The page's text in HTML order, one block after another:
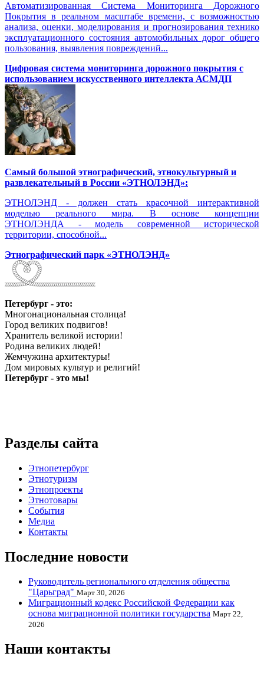
Автоматизированная Система Мониторинга Дорожного
Покрытия в реальном масштабе времени, с возможностью
анализа, оценки, моделирования и прогнозирования технико
эксплуатационного состояния автомобильных дорог общего
пользования, выявления повреждений...
Цифровая система мониторинга дорожного покрытия с
использованием искусственного интеллекта АСМДП
Самый большой этнографический, этнокультурный и
развлекательный в России «ЭТНОЛЭНД»:
ЭТНОЛЭНД - должен стать красочной интерактивной
моделью реального мира. В основе концепции
ЭТНОЛЭНДА - модель современной исторической
территории, способной...
Этнографический парк «ЭТНОЛЭНД»
Петербург - это:
Многонациональная столица!
Город великих подвигов!
Хранитель великой истории!
Родина великих людей!
Жемчужина архитектуры!
Дом мировых культур и религий!
Петербург - это мы!
Разделы сайта
Этнопетербург
Этнотуризм
Этнопроекты
Этнотовары
События
Медиа
Контакты
Последние новости
Руководитель регионального отделения общества
"Царьград" Март 30, 2026
Миграционный кодекс Российской Федерации как
основа миграционной политики государства Март 22,
2026
Наши контакты